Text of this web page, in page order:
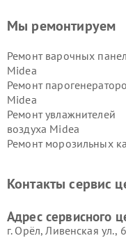
Мы ремонтируем
Ремонт варочных
Midea
Ремонт
Midea
Ремонт увлажнителей
воздуха Midea
Ремонт морозильных
пылесосов Midea
Контакты сервис
Адрес сервисного
г. Орёл, Ливенская ул.,